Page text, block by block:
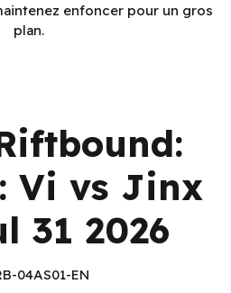
enfoncer pour un gros
plan.
Vi vs Jinx
31 2026
04AS01-EN